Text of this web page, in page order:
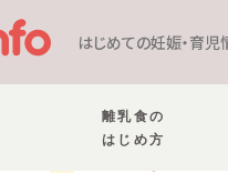
はじめての妊娠・育児
離乳食の
はじめ方